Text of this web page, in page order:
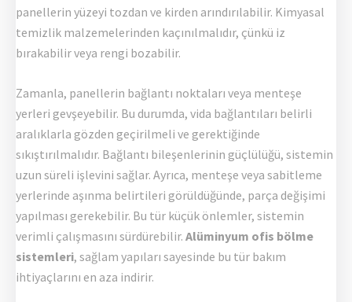
panellerin yüzeyi tozdan ve kirden arındırılabilir. Kimyasal
temizlik malzemelerinden kaçınılmalıdır, çünkü iz
bırakabilir veya rengi bozabilir.
Zamanla, panellerin bağlantı noktaları veya menteşe
yerleri gevşeyebilir. Bu durumda, vida bağlantıları belirli
aralıklarla gözden geçirilmeli ve gerektiğinde
sıkıştırılmalıdır. Bağlantı bileşenlerinin güçlülüğü, sistemin
uzun süreli işlevini sağlar. Ayrıca, menteşe veya sabitleme
yerlerinde aşınma belirtileri görüldüğünde, parça değişimi
yapılması gerekebilir. Bu tür küçük önlemler, sistemin
verimli çalışmasını sürdürebilir. Alüminyum ofis bölme
sistemleri, sağlam yapıları sayesinde bu tür bakım
ihtiyaçlarını en aza indirir.